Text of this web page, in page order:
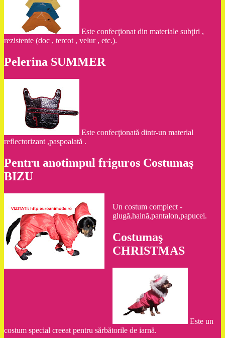
Este confecţionat din materiale subţiri ,
rezistente (doc , tercot , velur , etc.).
Pelerina SUMMER
Este confecţionată dintr-un material
reflectorizant ,paspoalată .
Pentru anotimpul friguros Costumaş
BIZU
Un costum complect -
glugă,haină,pantalon,papucei.
Costumaş
CHRISTMAS
Este un
costum special creeat pentru sărbătorile de iarnă.